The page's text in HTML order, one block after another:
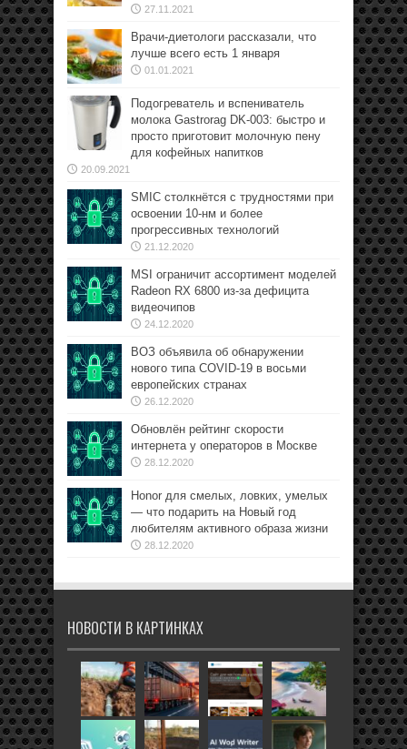
27.11.2021
Врачи-диетологи рассказали, что
лучше всего есть 1 января
01.01.2021
Подогреватель и вспениватель
молока Gastrorag DK-003: быстро и
просто приготовит молочную пену
для кофейных напитков
20.09.2021
SMIC столкнётся с трудностями при
освоении 10-нм и более
прогрессивных технологий
21.12.2020
MSI ограничит ассортимент моделей
Radeon RX 6800 из-за дефицита
видеочипов
24.12.2020
ВОЗ объявила об обнаружении
нового типа COVID-19 в восьми
европейских странах
26.12.2020
Обновлён рейтинг скорости
интернета у операторов в Москве
28.12.2020
Honor для смелых, ловких, умелых
— что подарить на Новый год
любителям активного образа жизни
28.12.2020
НОВОСТИ В КАРТИНКАХ